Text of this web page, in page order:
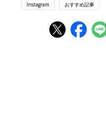
Instagram おすすめ記事